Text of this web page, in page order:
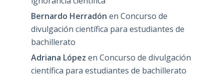
Bernardo Herradón en Concurso de
divulgación científica para estudiantes de
bachillerato
Adriana López en Concurso de divulgación
científica para estudiantes de bachillerato